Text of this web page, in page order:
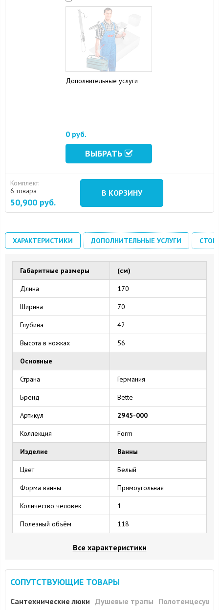
Дополнительные услуги
0 руб.
ВЫБРАТЬ
Комплект:
6 товара
50,900 руб.
В КОРЗИНУ
ХАРАКТЕРИСТИКИ ДОПОЛНИТЕЛЬНЫЕ УСЛУГИ
Габаритные размеры (см)
Длина 170
Ширина 70
Глубина 42
Высота в ножках 56
Основные
Страна Германия
Бренд Bette
Артикул 2945-000
Коллекция Form
Изделие Ванны
Цвет Белый
Форма ванны Прямоугольная
Количество человек 1
Полезный объём 118
Все характеристики
СОПУТСТВУЮЩИЕ ТОВАРЫ
Сантехнические люки Душевые трапы